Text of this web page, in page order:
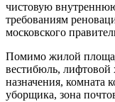
чистовую внутреннюю
требованиям
московского
Помимо жилой
вестибюль, лифтовой
назначения, комната
уборщика, зона